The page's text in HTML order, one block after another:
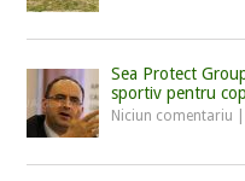
Sea Protect
sportiv pentru
Niciun comentariu